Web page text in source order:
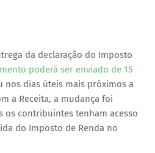
da declaração do Imposto
poderá ser enviado de 15
nos dias úteis mais próximos a
a Receita, a mudança foi
os contribuintes tenham acesso
do Imposto de Renda no